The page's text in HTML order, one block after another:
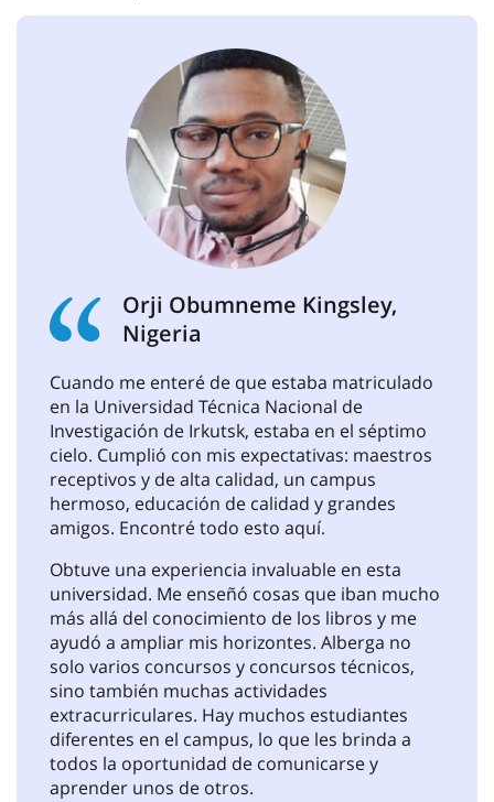
Orji Obumneme Kingsley,
Nigeria
Cuando me enteré de que estaba matriculado
en la Universidad Técnica Nacional de
Investigación de Irkutsk, estaba en el séptimo
cielo. Cumplió con mis expectativas: maestros
receptivos y de alta calidad, un campus
hermoso, educación de calidad y grandes
amigos. Encontré todo esto aquí.
Obtuve una experiencia invaluable en esta
universidad. Me enseñó cosas que iban mucho
más allá del conocimiento de los libros y me
ayudó a ampliar mis horizontes. Alberga no
solo varios concursos y concursos técnicos,
sino también muchas actividades
extracurriculares. Hay muchos estudiantes
diferentes en el campus, lo que les brinda a
todos la oportunidad de comunicarse y
aprender unos de otros.